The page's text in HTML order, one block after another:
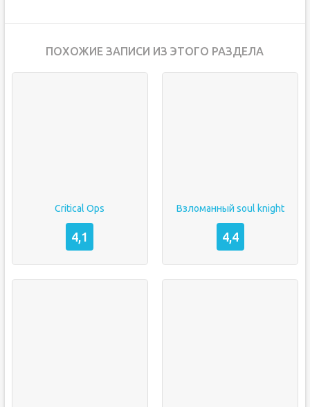
ПОХОЖИЕ ЗАПИСИ ИЗ ЭТОГО РАЗДЕЛА
Critical Ops
4,1
Взломанный soul knight
4,4